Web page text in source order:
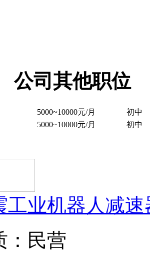
公司其他职位
5000~10000元/月
初中
5000~10000元/月 初中
工业机器人减
：民营